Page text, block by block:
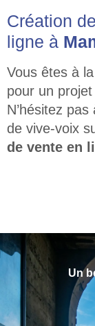
Création
ligne à
Vous êtes à
pour un
N’hésitez
de vive-voix
de vente en
Un